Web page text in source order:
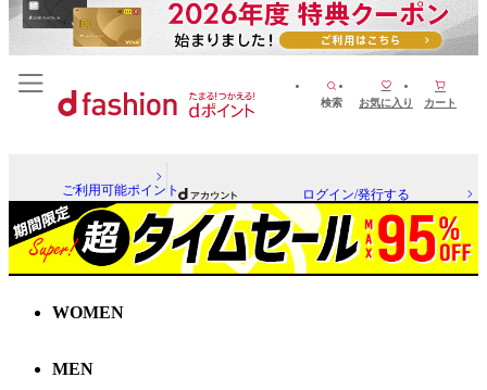
検索 お気に入り カート
ご利用可能ポイント ログイン/発行する
WOMEN
MEN